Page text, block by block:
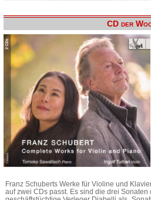
CD der
Franz Schuberts Werke für Violine und
auf zwei CDs passt. Es sind die drei